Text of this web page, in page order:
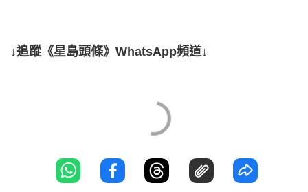
↓追蹤《星島頭條》WhatsApp頻道↓